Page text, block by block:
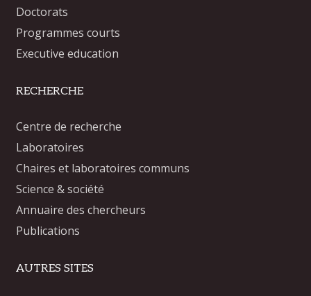
Doctorats
Programmes courts
Executive education
RECHERCHE
Centre de recherche
Laboratoires
Chaires et laboratoires communs
Science & société
Annuaire des chercheurs
Publications
AUTRES SITES